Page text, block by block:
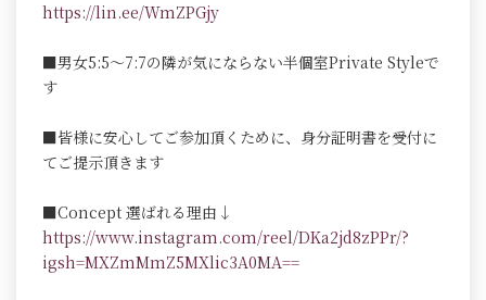
https://lin.ee/WmZPGjy
■男女5:5～7:7の隣が気にならない半個室Private Styleで
す
■皆様に安心してご参加頂くために、身分証明書を受付に
てご提示頂きます
■Concept 選ばれる理由↓
https://www.instagram.com/reel/DKa2jd8zPPr/?
igsh=MXZmMmZ5MXlic3A0MA==